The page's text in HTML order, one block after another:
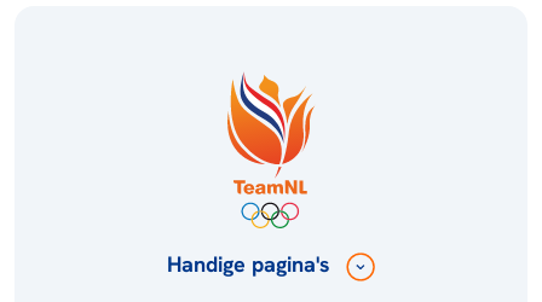
Handige pagina's